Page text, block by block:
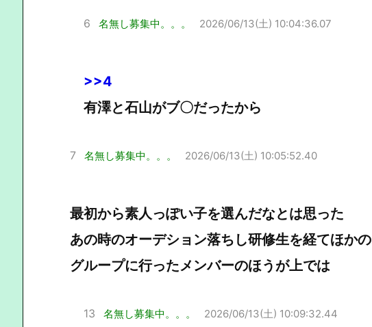
6 名無し募集中。。。 2026/06/13(土) 10:04:36.07
>>4
有澤と石山がブ〇だったから
7 名無し募集中。。。 2026/06/13(土) 10:05:52.40
最初から素人っぽい子を選んだなとは思った
あの時のオーデション落ちし研修生を経てほかの
グループに行ったメンバーのほうが上では
13 名無し募集中。。。 2026/06/13(土) 10:09:32.44